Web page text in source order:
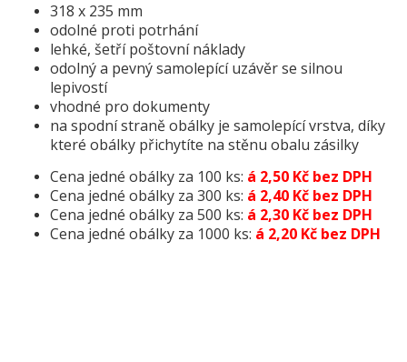
318 x 235 mm
odolné proti potrhání
lehké, šetří poštovní náklady
odolný a pevný samolepící uzávěr se silnou
lepivostí
vhodné pro dokumenty
na spodní straně obálky je samolepící vrstva, díky
které obálky přichytíte na stěnu obalu zásilky
Cena jedné obálky za 100 ks: á 2,50 Kč bez DPH
Cena jedné obálky za 300 ks: á 2,40 Kč bez DPH
Cena jedné obálky za 500 ks: á 2,30 Kč bez DPH
Cena jedné obálky za 1000 ks: á 2,20 Kč bez DPH